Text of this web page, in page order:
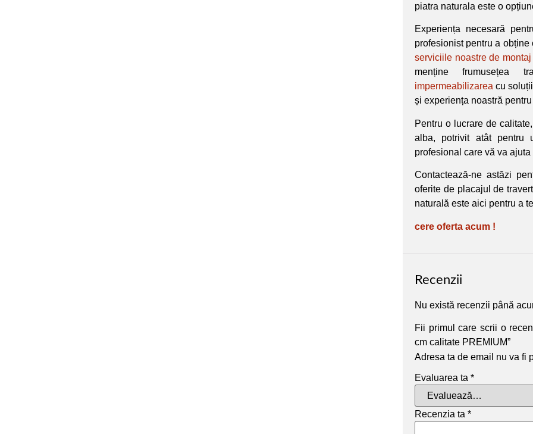
piatra naturala este o
Experiența necesară
profesionist pentru a
serviciile noastre de montaj
menține frumusețea
impermeabilizarea cu
și experiența noastră
Pentru o lucrare de
alba, potrivit atât pentru
profesional care vă va
Contactează-ne astăzi
oferite de placajul de
naturală este aici pentru a
cere oferta acum !
Recenzii
Nu există recenzii până
Fii primul care scrii o
cm calitate PREMIUM”
Adresa ta de email nu va fi
Evaluarea ta *
Recenzia ta *